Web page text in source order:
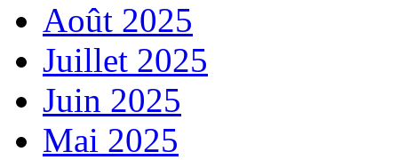
Août 2025
Juillet 2025
Juin 2025
Mai 2025